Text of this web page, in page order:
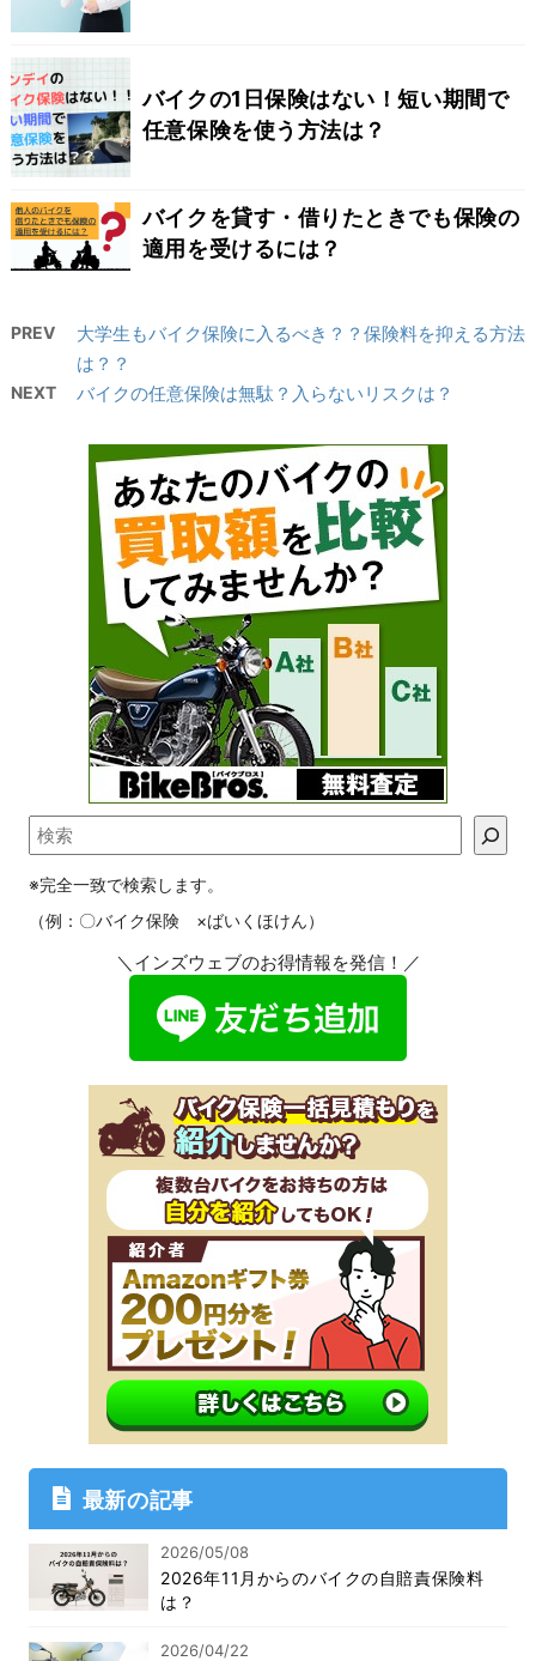
バイクの1日保険はない！短い期間で
任意保険を使う方法は？
バイクを貸す・借りたときでも保険の
適用を受けるには？
PREV
大学生もバイク保険に入るべき？？保険料を抑える方法
は？？
NEXT バイクの任意保険は無駄？入らないリスクは？
※完全一致で検索します。
（例：〇バイク保険 ×ばいくほけん）
＼インズウェブのお得情報を発信！／
最新の記事
2026/05/08
2026年11月からのバイクの自賠責保険料
は？
2026/04/22